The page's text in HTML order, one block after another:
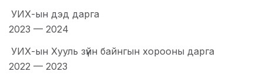
УИХ-ын дэд дарга
2023 — 2024
УИХ-ын Хууль зүйн байнгын хорооны дарга
2022 — 2023